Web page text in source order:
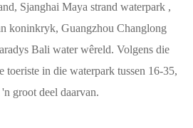
Sjanghai Maya strand waterpark ,
koninkryk, Guangzhou Changlong
Bali water wêreld. Volgens die
toeriste in die waterpark tussen 16-35,
groot deel daarvan.